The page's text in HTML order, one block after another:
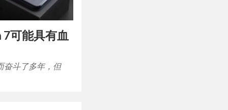
7可能具有血
奋斗了多年，但